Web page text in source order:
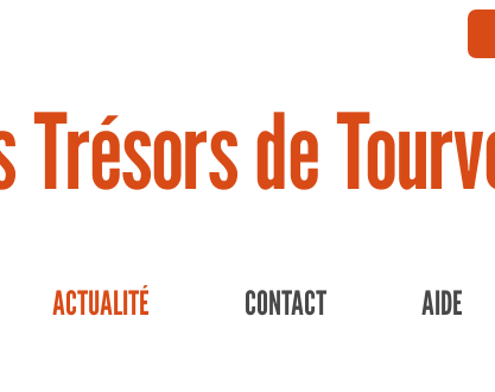
Trésors de
ACTUALITÉ CONTACT AIDE